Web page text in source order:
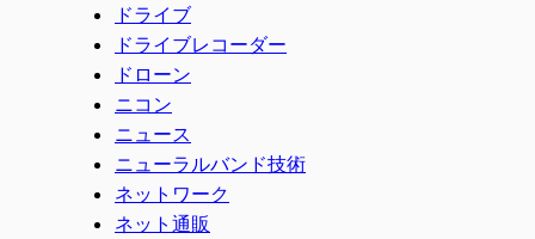
ドライブ
ドライブレコーダー
ドローン
ニコン
ニュース
ニューラルバンド技術
ネットワーク
ネット通販